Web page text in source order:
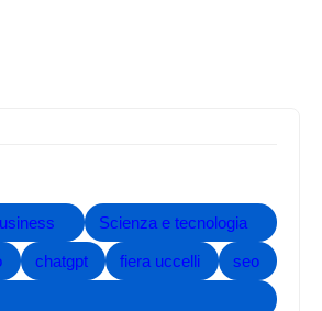
Scienza e tecnologia
chatgpt fiera uccelli seo